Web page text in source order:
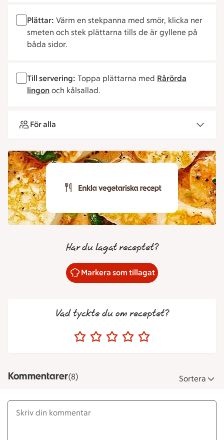
Plättar: Värm en stekpanna med smör, klicka ner
smeten och stek plättarna tills de är gyllene på
båda sidor.
Till servering: Toppa plättarna med Rårörda
lingon och kålsallad.
För alla
Har du lagat receptet?
Markera som tillagat
Vad tyckte du om receptet?
Kommentarer(8) Sortera